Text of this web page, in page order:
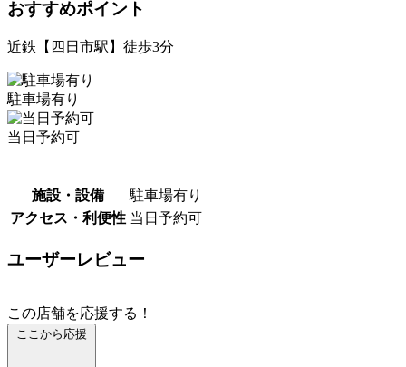
おすすめポイント
近鉄【四日市駅】徒歩3分
駐車場有り
当日予約可
施設・設備
駐車場有り
アクセス・利便性 当日予約可
ユーザーレビュー
この店舗を応援する！
ここから応援